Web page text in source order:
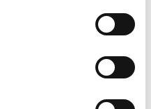
Cyberangriffen oder